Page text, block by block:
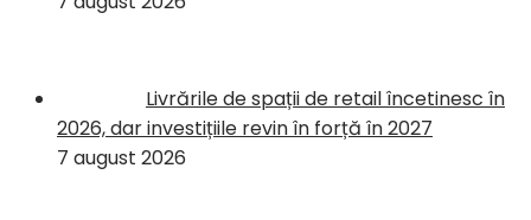
Livrările de spații de retail încetinesc în
2026, dar investițiile revin în forță în 2027
7 august 2026